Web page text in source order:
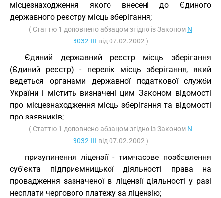
місцезнаходження якого внесені до Єдиного
державного реєстру місць зберігання;
( Статтю 1 доповнено абзацом згідно із Законом N
3032-III від 07.02.2002 )
Єдиний державний реєстр місць зберігання
(Єдиний реєстр) - перелік місць зберігання, який
ведеться органами державної податкової служби
України і містить визначені цим Законом відомості
про місцезнаходження місць зберігання та відомості
про заявників;
( Статтю 1 доповнено абзацом згідно із Законом N
3032-III від 07.02.2002 )
призупинення ліцензії - тимчасове позбавлення
суб'єкта підприємницької діяльності права на
провадження зазначеної в ліцензії діяльності у разі
несплати чергового платежу за ліцензію;